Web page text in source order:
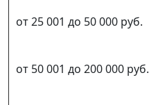
от 25 001 до 50 000 руб.
от 50 001 до 200 000 руб.